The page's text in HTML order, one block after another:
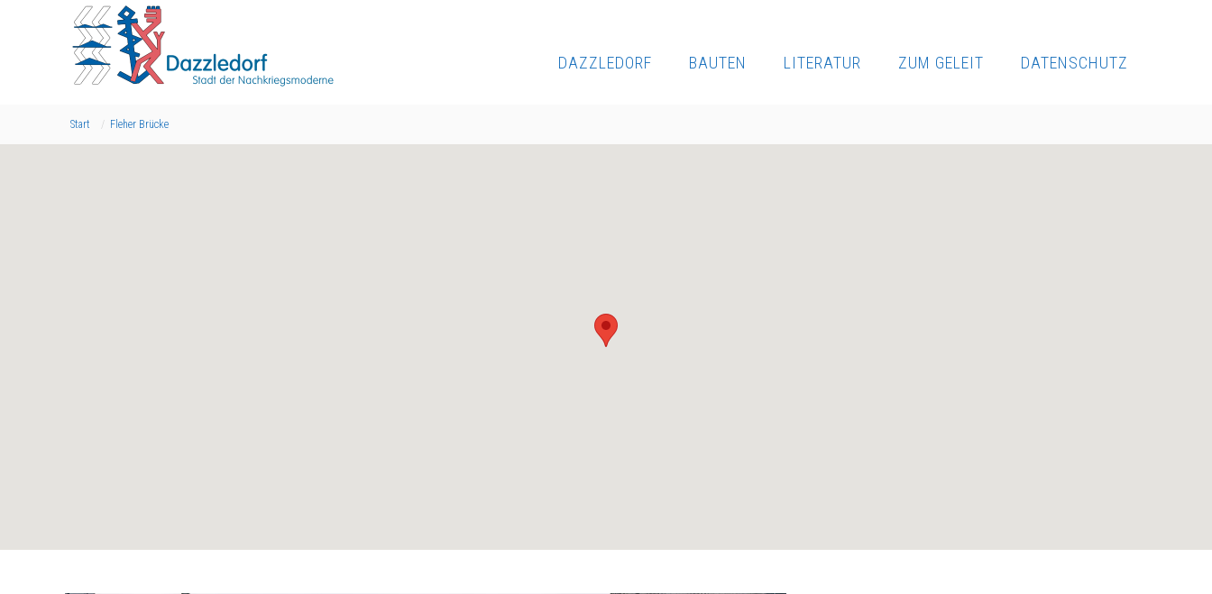
DAZZLEDORF BAUTEN LITERATUR ZUM GELEIT DATENSCHUTZ
Start Fleher Brücke